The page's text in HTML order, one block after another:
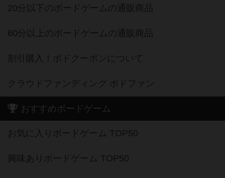
20分以下のボードゲームの通販商品
60分以上のボードゲームの通販商品
割引購入！ボドクーポンについて
クラウドファンディング ボドファン
おすすめボードゲーム
お気に入りボードゲーム TOP50
興味ありボードゲーム TOP50